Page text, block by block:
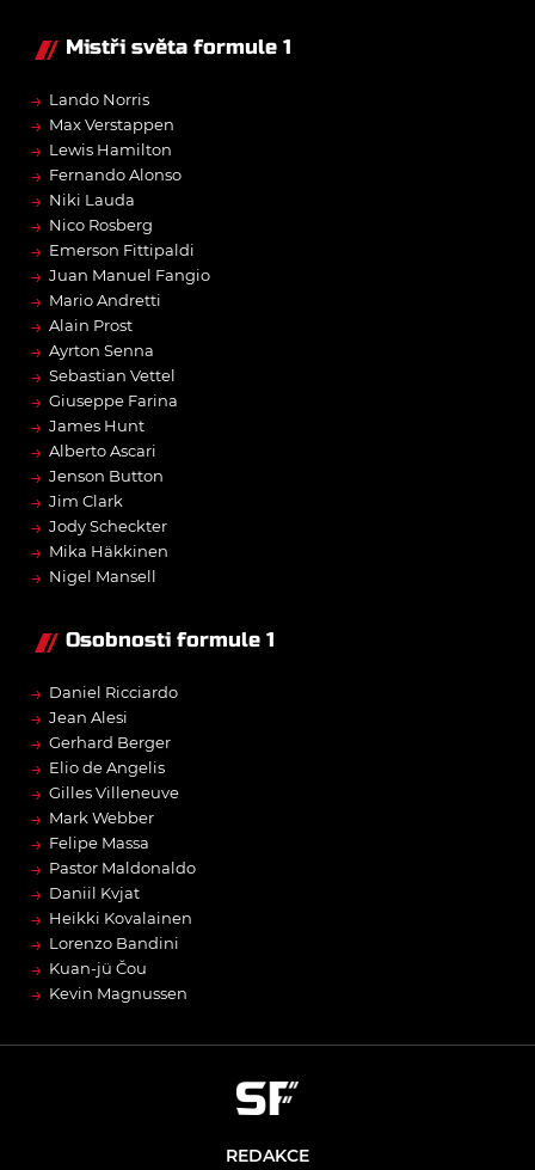
Mistři světa formule 1
→ Lando Norris
→ Max Verstappen
→ Lewis Hamilton
→ Fernando Alonso
→ Niki Lauda
→ Nico Rosberg
→ Emerson Fittipaldi
→ Juan Manuel Fangio
→ Mario Andretti
→ Alain Prost
→ Ayrton Senna
→ Sebastian Vettel
→ Giuseppe Farina
→ James Hunt
→ Alberto Ascari
→ Jenson Button
→ Jim Clark
→ Jody Scheckter
→ Mika Häkkinen
→ Nigel Mansell
Osobnosti formule 1
→ Daniel Ricciardo
→ Jean Alesi
→ Gerhard Berger
→ Elio de Angelis
→ Gilles Villeneuve
→ Mark Webber
→ Felipe Massa
→ Pastor Maldonaldo
→ Daniil Kvjat
→ Heikki Kovalainen
→ Lorenzo Bandini
→ Kuan-jü Čou
→ Kevin Magnussen
REDAKCE